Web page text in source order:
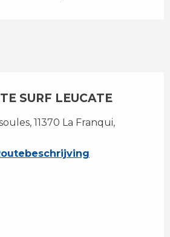
SURF LEUCATE
11370 La Franqui,